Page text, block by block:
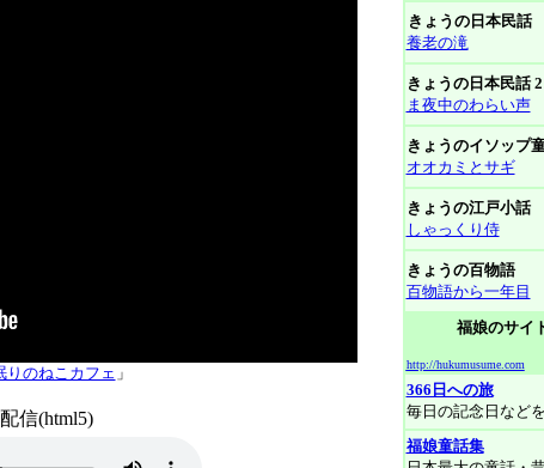
りのねこカフェ 」
信(html5)
きょうの日本民話
養老の滝
きょうの日本民話 2
ま夜中のわらい声
きょうのイソップ
オオカミとサギ
きょうの江戸小話
しゃっくり侍
きょうの百物語
百物語から一年目
福娘のサイ
http://hukumusume.com
366日への旅
毎日の記念日など
福娘童話集